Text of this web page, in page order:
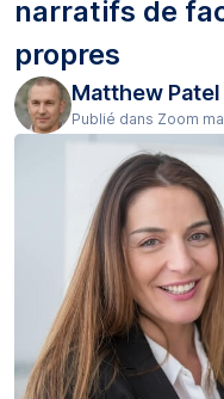
narratifs de
propres
Matthew Patel
Publié dans Zoom